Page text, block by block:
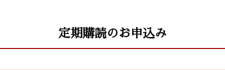
定期購読のお申込み